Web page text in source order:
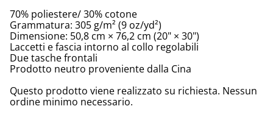
70% poliestere/ 30% cotone
Grammatura: 305 g/m² (9 oz/yd²)
Dimensione: 50,8 cm × 76,2 cm (20" × 30")
Laccetti e fascia intorno al collo regolabili
Due tasche frontali
Prodotto neutro proveniente dalla Cina
Questo prodotto viene realizzato su richiesta. Nessun
ordine minimo necessario.